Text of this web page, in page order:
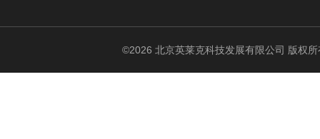
©2026 北京英莱克科技发展有限公司 版